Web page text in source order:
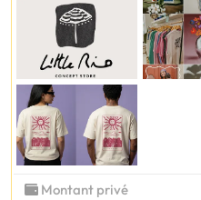
Montant privé